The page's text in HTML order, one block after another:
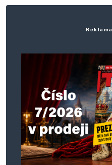
Reklama